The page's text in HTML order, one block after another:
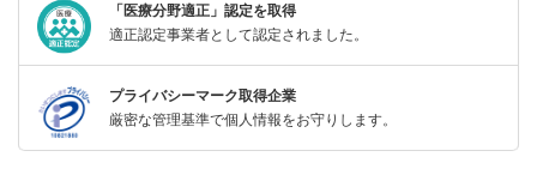
「医療分野適正」認定を取得
適正認定事業者として認定されました。
プライバシーマーク取得企業
厳密な管理基準で個人情報をお守りします。